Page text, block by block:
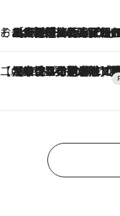
そおだよおこの関西おいしい、おやつ紀行
2026.8.9
［大阪府箕面市］一皿一皿目の前で仕上げられる、料理を巧みに組み込んだアシェットデセールコース「ミチル アシェット デセール（Michiru assiette dessert）」
【CREA×星野リゾート】唯一無二。癒しと発見が
2026.8.7
【トンボの足水浴】ヒノキの香りに包まれて涼感マックス！約13℃の湧水かけ流しを避暑地「星野温泉